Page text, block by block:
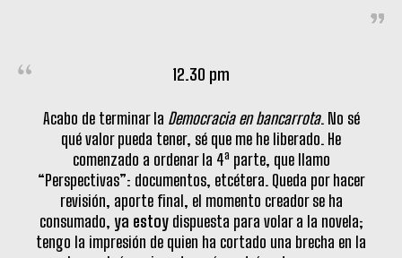
12.30 pm
Acabo de terminar la Democracia en bancarrota. No sé
qué valor pueda tener, sé que me he liberado. He
comenzado a ordenar la 4a parte, que llamo
“Perspectivas”: documentos, etcétera. Queda por hacer
revisión, aporte final, el momento creador se ha
consumado, ya estoy dispuesta para volar a la novela;
tengo la impresión de quien ha cortado una brecha en la